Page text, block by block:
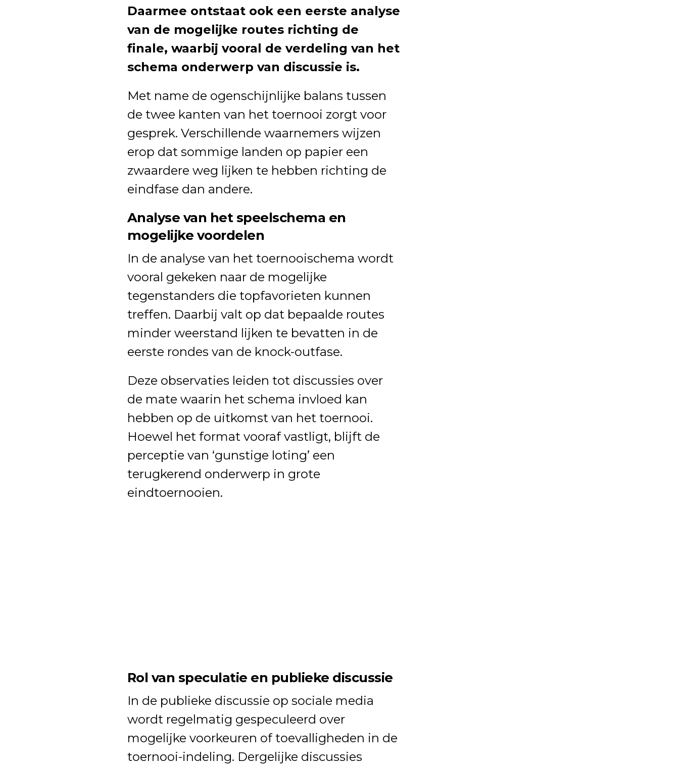
Daarmee ontstaat ook een eerste analyse
van de mogelijke routes richting de
finale, waarbij vooral de verdeling van het
schema onderwerp van discussie is.
Met name de ogenschijnlijke balans tussen
de twee kanten van het toernooi zorgt voor
gesprek. Verschillende waarnemers wijzen
erop dat sommige landen op papier een
zwaardere weg lijken te hebben richting de
eindfase dan andere.
Analyse van het speelschema en
mogelijke voordelen
In de analyse van het toernooischema wordt
vooral gekeken naar de mogelijke
tegenstanders die topfavorieten kunnen
treffen. Daarbij valt op dat bepaalde routes
minder weerstand lijken te bevatten in de
eerste rondes van de knock-outfase.
Deze observaties leiden tot discussies over
de mate waarin het schema invloed kan
hebben op de uitkomst van het toernooi.
Hoewel het format vooraf vastligt, blijft de
perceptie van ‘gunstige loting’ een
terugkerend onderwerp in grote
eindtoernooien.
Rol van speculatie en publieke discussie
In de publieke discussie op sociale media
wordt regelmatig gespeculeerd over
mogelijke voorkeuren of toevalligheden in de
toernooi-indeling. Dergelijke discussies